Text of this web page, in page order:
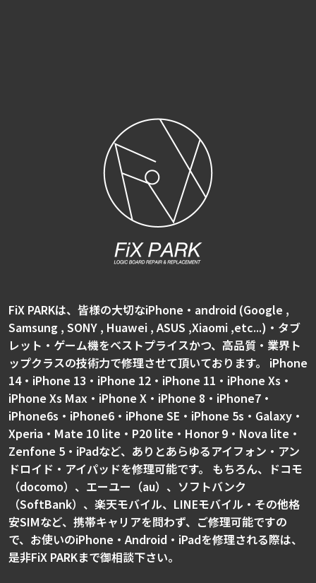
FiX PARKは、皆様の大切なiPhone・android (Google ,
Samsung , SONY , Huawei , ASUS ,Xiaomi ,etc...)・タブ
レット・ゲーム機をベストプライスかつ、高品質・業界ト
ップクラスの技術力で修理させて頂いております。 iPhone
14・iPhone 13・iPhone 12・iPhone 11・iPhone Xs・
iPhone Xs Max・iPhone X・iPhone 8・iPhone7・
iPhone6s・iPhone6・iPhone SE・iPhone 5s・Galaxy・
Xperia・Mate 10 lite・P20 lite・Honor 9・Nova lite・
Zenfone 5・iPadなど、ありとあらゆるアイフォン・アン
ドロイド・アイパッドを修理可能です。 もちろん、ドコモ
（docomo）、エーユー（au）、ソフトバンク
（SoftBank）、楽天モバイル、LINEモバイル・その他格
安SIMなど、携帯キャリアを問わず、ご修理可能ですの
で、お使いのiPhone・Android・iPadを修理される際は、
是非FiX PARKまで御相談下さい。